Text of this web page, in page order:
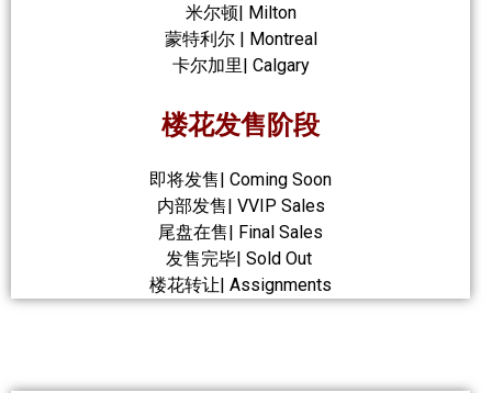
米尔顿| Milton
蒙特利尔 | Montreal
卡尔加里| Calgary
楼花发售阶段
即将发售| Coming Soon
内部发售| VVIP Sales
尾盘在售| Final Sales
发售完毕| Sold Out
楼花转让| Assignments